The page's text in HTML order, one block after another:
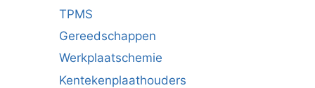
TPMS
Gereedschappen
Werkplaatschemie
Kentekenplaathouders